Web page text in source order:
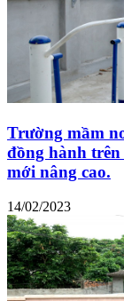
Trường mầm
đồng hành
mới nâng cao.
14/02/2023